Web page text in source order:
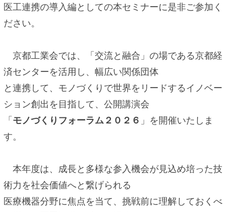
医工連携の導入編としての本セミナーに是非ご参加く
ださい。
京都工業会では、「交流と融合」の場である京都経
済センターを活用し、幅広い関係団体
と連携して、モノづくりで世界をリードするイノベー
ション創出を目指して、公開講演会
「 モノづくりフォーラム２０２６ 」を開催いたしま
す。
本年度は、成長と多様な参入機会が見込め培った技
術力を社会価値へと繋げられる
医療機器分野に焦点を当て、挑戦前に理解しておくべ